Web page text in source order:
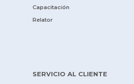
Capacitación
Relator
SERVICIO AL CLIENTE